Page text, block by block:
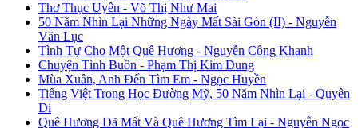
Thơ Thục Uyên - Võ Thị Như Mai
50 Năm Nhìn Lại Những Ngày Mất Sài Gòn (II) - Nguyễn
Văn Lục
Tình Tự Cho Một Quê Hương - Nguyễn Công Khanh
Chuyện Tình Buồn - Phạm Thị Kim Dung
Mùa Xuân, Anh Đến Tìm Em - Ngọc Huyền
Tiếng Việt Trong Học Đường Mỹ, 50 Năm Nhìn Lại - Quyên
Di
Quê Hương Đã Mất Và Quê Hương Tìm Lại - Nguyễn Ngọc